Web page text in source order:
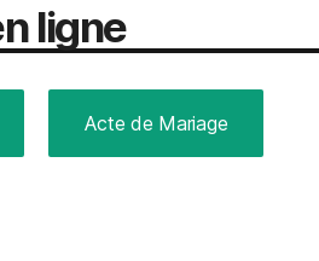
ligne
Acte de Mariage